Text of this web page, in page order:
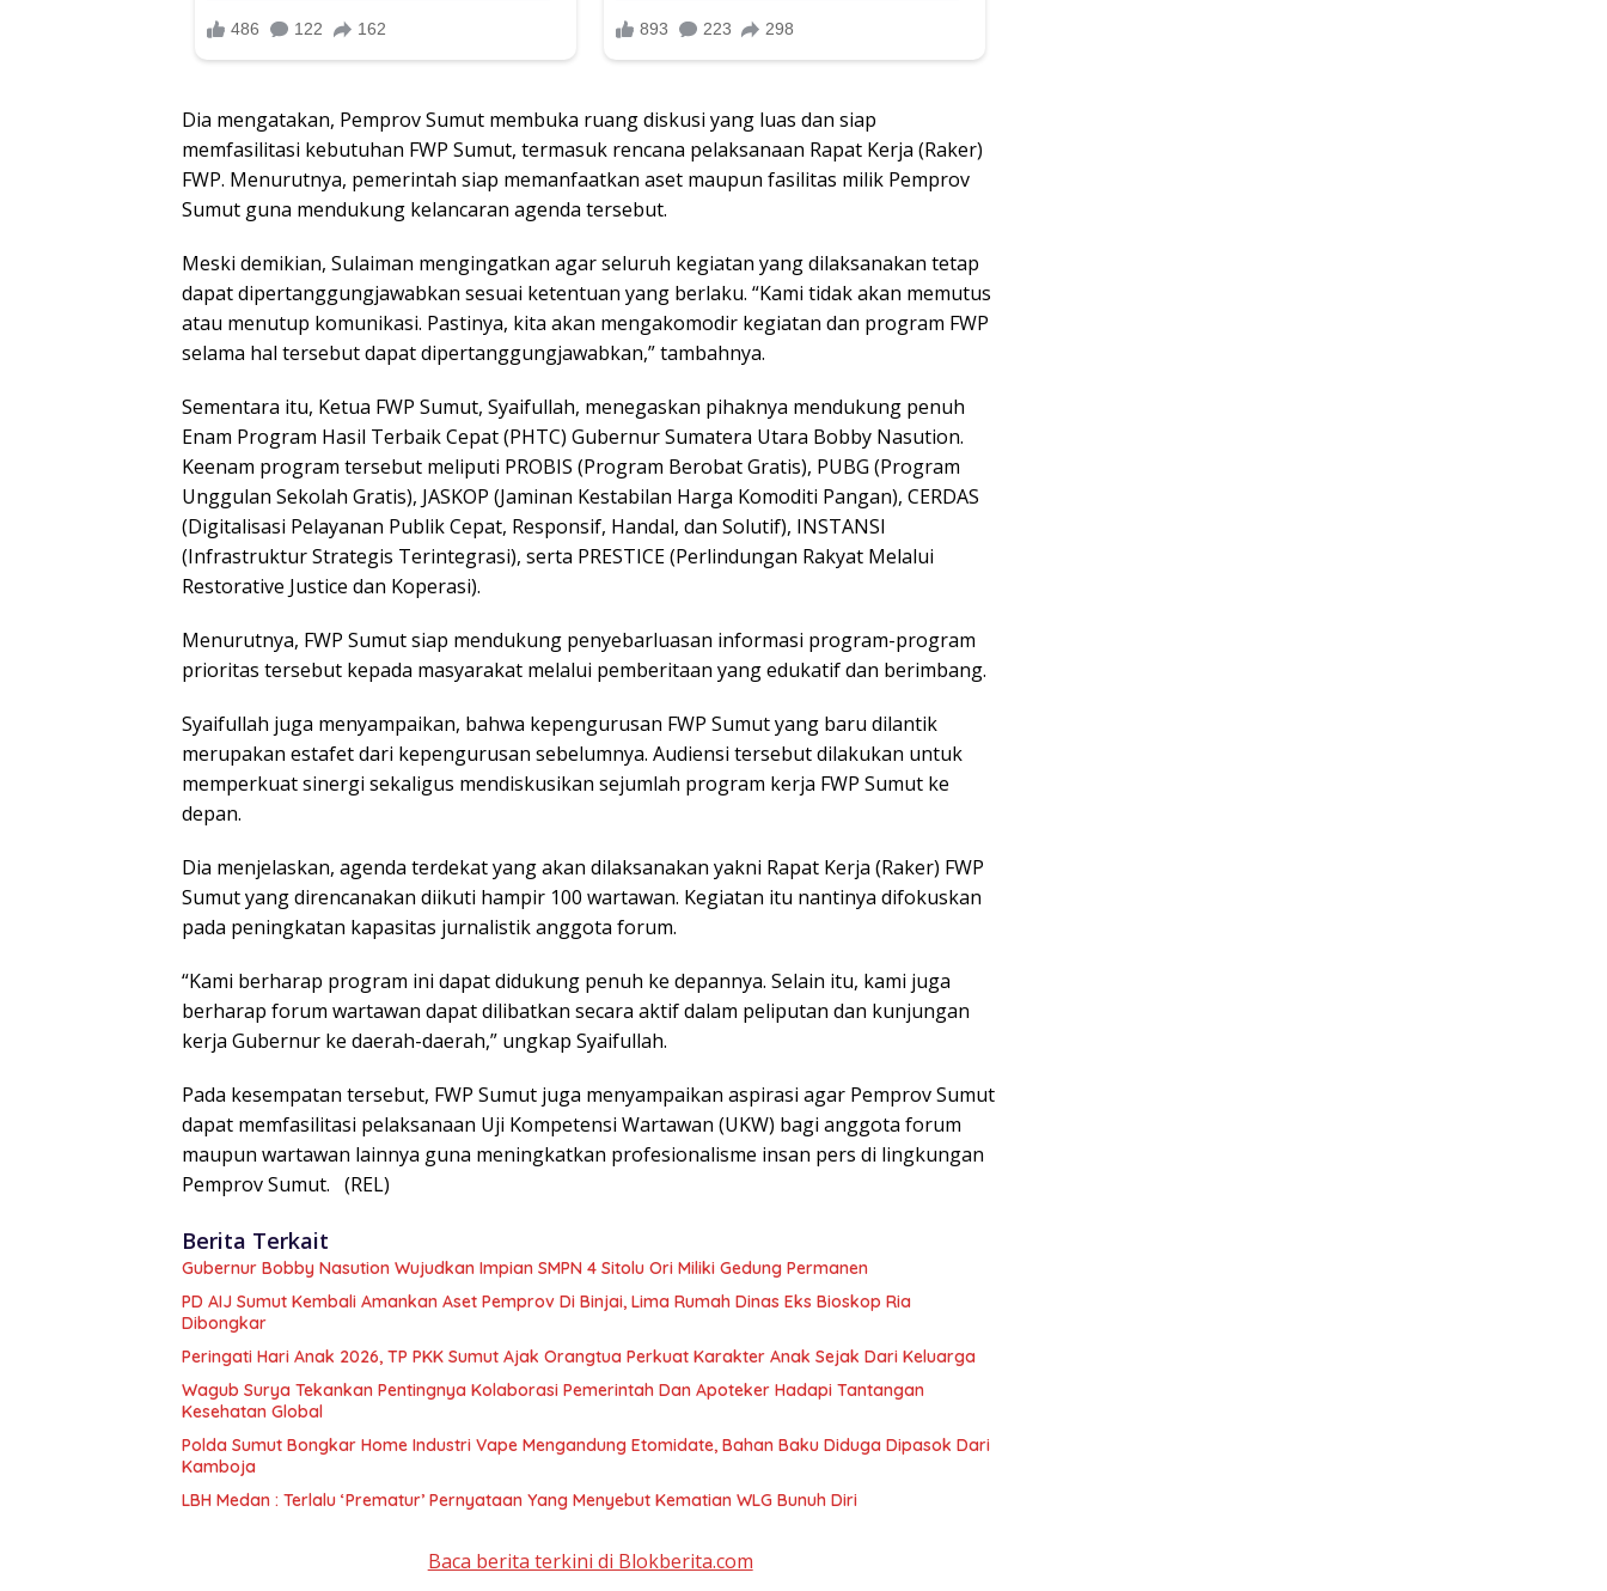
Dia mengatakan, Pemprov Sumut membuka ruang diskusi yang luas dan siap
memfasilitasi kebutuhan FWP Sumut, termasuk rencana pelaksanaan Rapat Kerja (Raker)
FWP. Menurutnya, pemerintah siap memanfaatkan aset maupun fasilitas milik Pemprov
Sumut guna mendukung kelancaran agenda tersebut.
Meski demikian, Sulaiman mengingatkan agar seluruh kegiatan yang dilaksanakan tetap
dapat dipertanggungjawabkan sesuai ketentuan yang berlaku. “Kami tidak akan memutus
atau menutup komunikasi. Pastinya, kita akan mengakomodir kegiatan dan program FWP
selama hal tersebut dapat dipertanggungjawabkan,” tambahnya.
Sementara itu, Ketua FWP Sumut, Syaifullah, menegaskan pihaknya mendukung penuh
Enam Program Hasil Terbaik Cepat (PHTC) Gubernur Sumatera Utara Bobby Nasution.
Keenam program tersebut meliputi PROBIS (Program Berobat Gratis), PUBG (Program
Unggulan Sekolah Gratis), JASKOP (Jaminan Kestabilan Harga Komoditi Pangan), CERDAS
(Digitalisasi Pelayanan Publik Cepat, Responsif, Handal, dan Solutif), INSTANSI
(Infrastruktur Strategis Terintegrasi), serta PRESTICE (Perlindungan Rakyat Melalui
Restorative Justice dan Koperasi).
Menurutnya, FWP Sumut siap mendukung penyebarluasan informasi program-program
prioritas tersebut kepada masyarakat melalui pemberitaan yang edukatif dan berimbang.
Syaifullah juga menyampaikan, bahwa kepengurusan FWP Sumut yang baru dilantik
merupakan estafet dari kepengurusan sebelumnya. Audiensi tersebut dilakukan untuk
memperkuat sinergi sekaligus mendiskusikan sejumlah program kerja FWP Sumut ke
depan.
Dia menjelaskan, agenda terdekat yang akan dilaksanakan yakni Rapat Kerja (Raker) FWP
Sumut yang direncanakan diikuti hampir 100 wartawan. Kegiatan itu nantinya difokuskan
pada peningkatan kapasitas jurnalistik anggota forum.
“Kami berharap program ini dapat didukung penuh ke depannya. Selain itu, kami juga
berharap forum wartawan dapat dilibatkan secara aktif dalam peliputan dan kunjungan
kerja Gubernur ke daerah-daerah,” ungkap Syaifullah.
Pada kesempatan tersebut, FWP Sumut juga menyampaikan aspirasi agar Pemprov Sumut
dapat memfasilitasi pelaksanaan Uji Kompetensi Wartawan (UKW) bagi anggota forum
maupun wartawan lainnya guna meningkatkan profesionalisme insan pers di lingkungan
Pemprov Sumut. (REL)
Berita Terkait
Gubernur Bobby Nasution Wujudkan Impian SMPN 4 Sitolu Ori Miliki Gedung Permanen
PD AIJ Sumut Kembali Amankan Aset Pemprov Di Binjai, Lima Rumah Dinas Eks Bioskop Ria
Dibongkar
Peringati Hari Anak 2026, TP PKK Sumut Ajak Orangtua Perkuat Karakter Anak Sejak Dari Keluarga
Wagub Surya Tekankan Pentingnya Kolaborasi Pemerintah Dan Apoteker Hadapi Tantangan
Kesehatan Global
Polda Sumut Bongkar Home Industri Vape Mengandung Etomidate, Bahan Baku Diduga Dipasok Dari
Kamboja
LBH Medan : Terlalu ‘Prematur’ Pernyataan Yang Menyebut Kematian WLG Bunuh Diri
Baca berita terkini di Blokberita.com